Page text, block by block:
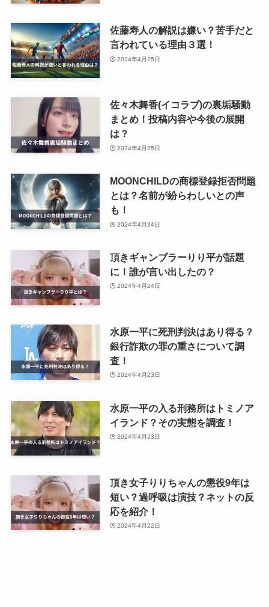
佐藤寿人の解説は嫌い？苦手だと
言われている理由３選！
2024年4月25日
佐々木舞香(イコラブ)の裏垢騒動
まとめ！投稿内容や今後の展開
は？
2024年4月25日
MOONCHILDの商標登録拒否問題
とは？名前が紛らわしいとの声
も！
2024年4月24日
頂きギャンブラーりり平が話題
に！誰が言い出したの？
2024年4月24日
水原一平に死刑判決はあり得る？
銀行詐欺の罪の重さについて調
査！
2024年4月23日
水原一平の入る刑務所はトミノア
イランド？その実態を調査！
2024年4月23日
頂き女子りりちゃんの懲役9年は
短い？過呼吸は演技？ネットの反
応を紹介！
2024年4月22日